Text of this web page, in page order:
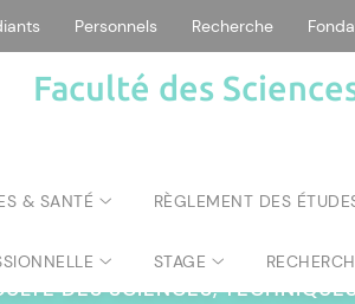
Personnels Recherche
Faculté des
& SANTÉ RÈGLEMENT DES
STAGE
DES SCIENCES,